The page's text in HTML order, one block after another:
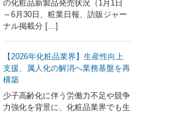
の化粧品新製品発売状況（1月1日
～6月30日、粧業日報、訪販ジャー
ナル掲載分 […]
【2026年化粧品業界】生産性向上
支援、属人化の解消へ業務基盤を再
構築
少子高齢化に伴う労働力不足や競争
力強化を背景に、化粧品業界でも生